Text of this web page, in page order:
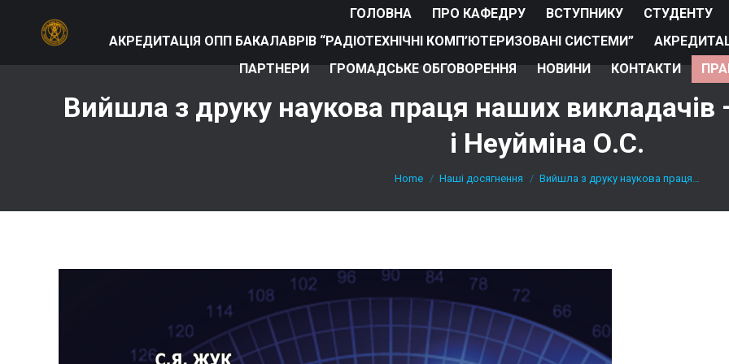
ГОЛОВНА ПРО КАФЕДРУ ВСТУПНИКУ
СТУДЕНТУ
АКРЕДИТАЦІЯ ОПП БАКАЛАВРІВ “РАДІОТЕХНІЧНІ КОМП’ЮТЕРИЗОВАНІ СИСТЕМИ”
ПАРТНЕРИ
ГРОМАДСЬКЕ ОБГОВОРЕННЯ НОВИНИ КОНТАКТИ
Вийшла з друку наукова праця наших
і Неуйміна О.С.
Home Наші досягнення Вийшла з друку наукова праця…